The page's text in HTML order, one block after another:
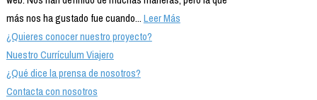
más nos ha gustado fue cuando...Leer Más
¿Quieres conocer nuestro proyecto?
Nuestro Currículum Viajero
¿Qué dice la prensa de nosotros?
Contacta con nosotros